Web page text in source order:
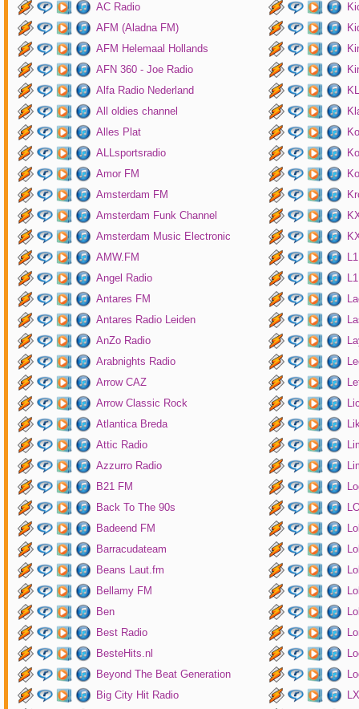
AC Radio
AFM (Aladna FM)
AFM Helemaal Hollands
AFN 360 - Joe Radio
Alfa Radio Nederland
All oldies channel
Alles Plat
ALLsportsradio
Amor FM
Amsterdam FM
Amsterdam Funk Channel
Amsterdam Music Electronic
AMW.FM
Angel Radio
Antares FM
Antares Radio Leiden
AnZo Radio
Arabnights Radio
Arrow CAZ
Arrow Classic Rock
Atlantica Breda
Attic Radio
Azzurro Radio
B21 FM
Back To The 90s
Badeend FM
Barracudateam
Beans Laut.fm
Bellamy FM
Ben
Best Radio
BesteHits.nl
Beyond The Beat Generation
Big City Hit Radio